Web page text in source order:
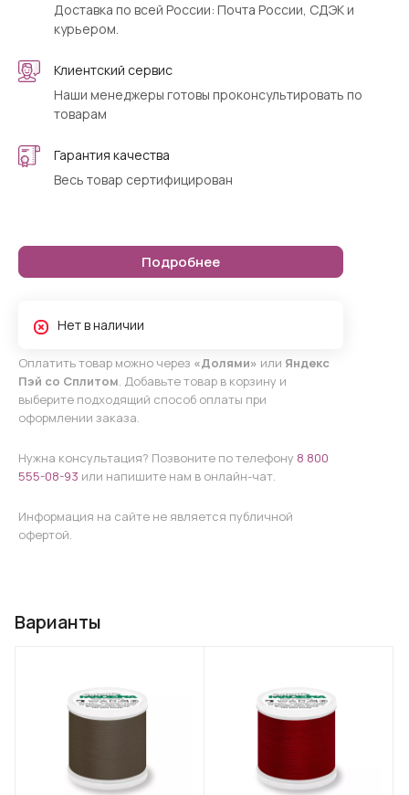
Доставка по всей России: Почта России, СДЭК и
курьером.
Клиентский сервис
Наши менеджеры готовы проконсультировать по
товарам
Гарантия качества
Весь товар сертифицирован
Подробнее
Нет в наличии
Оплатить товар можно через «Долями» или Яндекс
Пэй со Сплитом. Добавьте товар в корзину и
выберите подходящий способ оплаты при
оформлении заказа.
Нужна консультация? Позвоните по телефону 8 800
555-08-93 или напишите нам в онлайн-чат.
Информация на сайте не является публичной
офертой.
Варианты